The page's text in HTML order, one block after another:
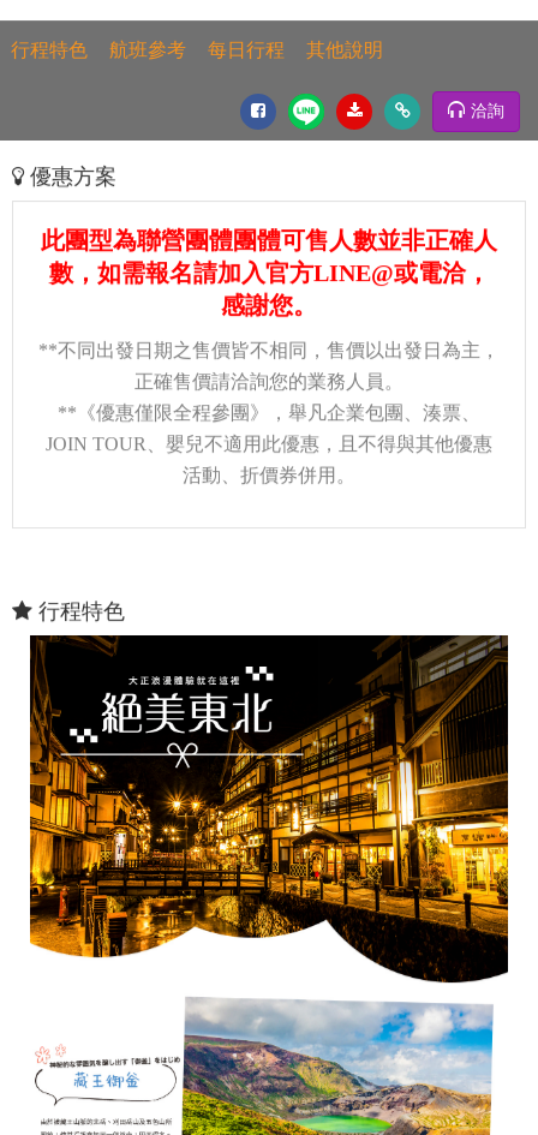
行程特色 航班參考 每日行程 其他說明
洽詢
優惠方案
此團型為聯營團體團體可售人數並非正確人
數，如需報名請加入官方LINE@或電洽，
感謝您。
**不同出發日期之售價皆不相同，售價以出發日為主，
正確售價請洽詢您的業務人員。
**《優惠僅限全程參團》，舉凡企業包團、湊票、
JOIN TOUR、嬰兒不適用此優惠，且不得與其他優惠
活動、折價券併用。
行程特色